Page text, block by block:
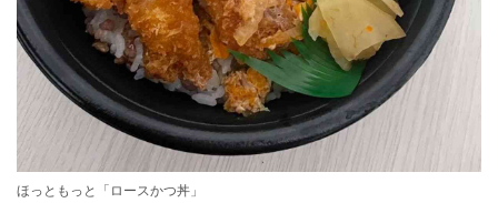
ほっともっと「ロースかつ丼」